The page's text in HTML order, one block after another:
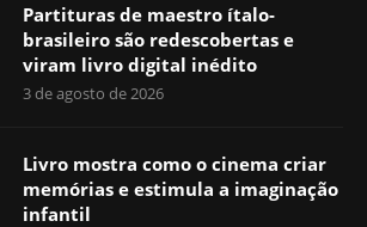
Partituras de maestro ítalo-
brasileiro são redescobertas e
viram livro digital inédito
3 de agosto de 2026
Livro mostra como o cinema criar
memórias e estimula a imaginação
infantil